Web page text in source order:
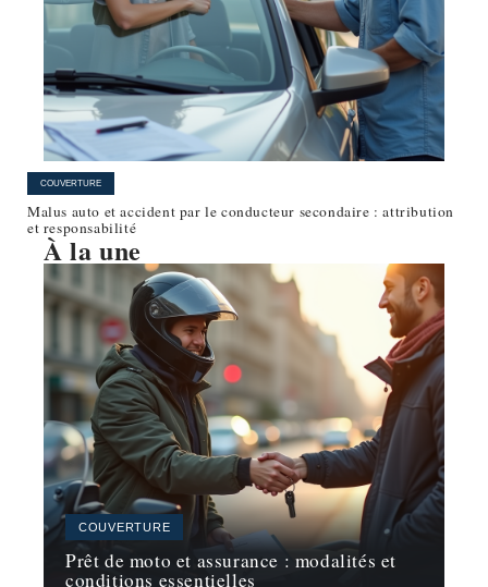
COUVERTURE
Malus auto et accident par le conducteur secondaire : attribution
et responsabilité
À la une
COUVERTURE
Prêt de moto et assurance : modalités et
conditions essentielles